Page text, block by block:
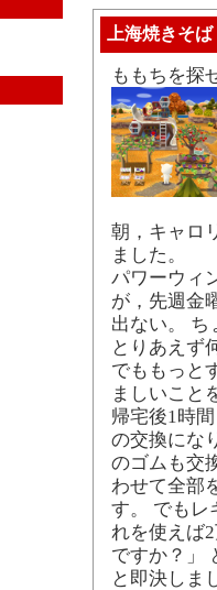
上海焼きそば
ももちを探
朝，キャロ
ました。
パワーウィ
が，先週金
出ない。 ち
とりあえず
でももっと
ましいこと
帰宅後1時
の交換にな
のゴムも交
わせて全部
す。 でもレ
れを使えば
ですか？」
と即決しま